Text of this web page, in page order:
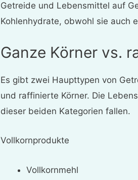
Getreide und Lebensmittel auf
Kohlenhydrate, obwohl sie auch
Ganze Körner vs.
Es gibt zwei Haupttypen von
und raffinierte Körner. Die
dieser beiden Kategorien fallen.
Vollkornprodukte
Vollkornmehl